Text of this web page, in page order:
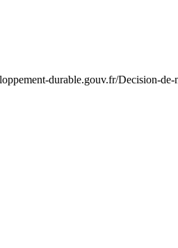
durable.gouv.fr/Decision-